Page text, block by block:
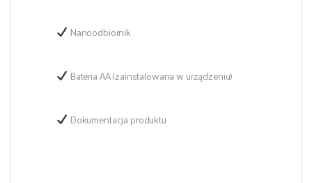
Nanoodbiornik
Bateria AA (zainstalowana w urządzeniu)
Dokumentacja produktu